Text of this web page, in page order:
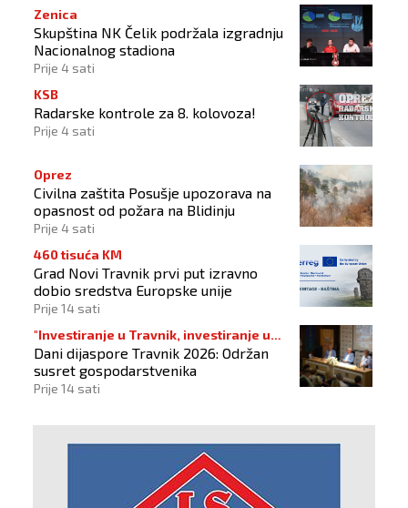
Zenica
Skupština NK Čelik podržala izgradnju
Nacionalnog stadiona
Prije 4 sati
KSB
Radarske kontrole za 8. kolovoza!
Prije 4 sati
Oprez
Civilna zaštita Posušje upozorava na
opasnost od požara na Blidinju
Prije 4 sati
460 tisuća KM
Grad Novi Travnik prvi put izravno
dobio sredstva Europske unije
Prije 14 sati
"Investiranje u Travnik, investiranje u
budućnost"
Dani dijaspore Travnik 2026: Održan
susret gospodarstvenika
Prije 14 sati